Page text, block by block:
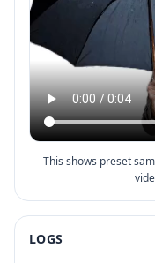
This shows preset
LOGS